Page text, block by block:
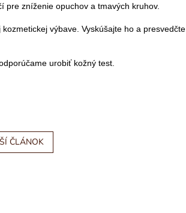
pre zníženie opuchov a tmavých kruhov.
výbave. Vyskúšajte ho a presvedčte
urobiť kožný test.
ČLÁNOK